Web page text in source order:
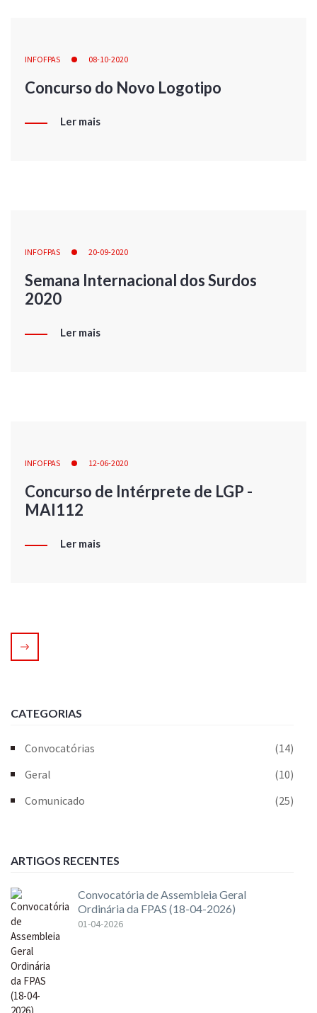
INFOFPAS 08-10-2020
Concurso do Novo Logotipo
Ler mais
INFOFPAS 20-09-2020
Semana Internacional dos Surdos
2020
Ler mais
INFOFPAS 12-06-2020
Concurso de Intérprete de LGP -
MAI112
Ler mais
CATEGORIAS
Convocatórias
(14)
Geral
(10)
Comunicado
(25)
ARTIGOS RECENTES
Convocatória de Assembleia Geral
Ordinária da FPAS (18-04-2026)
01-04-2026